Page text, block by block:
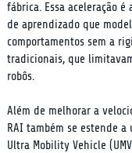
fábrica. Essa aceleração
de aprendizado que
comportamentos sem a
tradicionais, que
robôs.
Além de melhorar a
RAI também se estende
Ultra Mobility Vehicle